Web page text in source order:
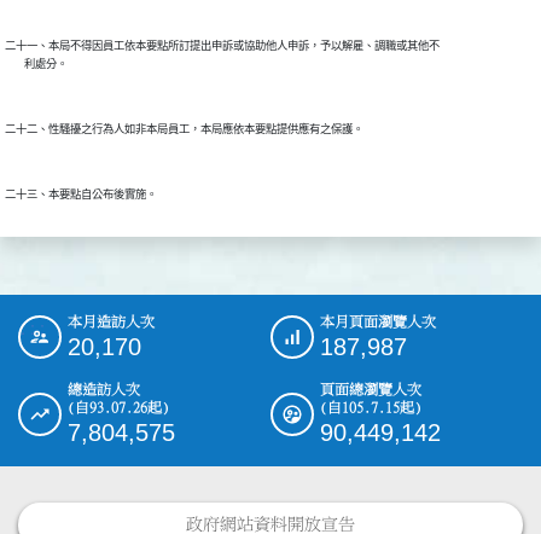
二十一、本局不得因員工依本要點所訂提出申訴或協助他人申訴，予以解雇、調職或其他不
::: 本月造訪人次
20,170
本月頁面瀏覽人次
187,987
總造訪人次
(自93.07.26起)
7,804,575
頁面總瀏覽人次
(自105.7.15起)
90,449,142
政府網站資料開放宣告